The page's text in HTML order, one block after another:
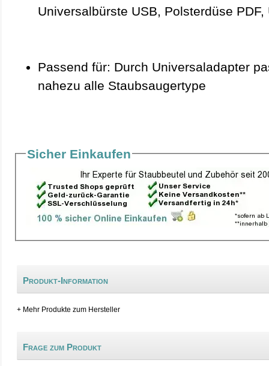
Universalbürste USB, Polsterdüse
Passend für: Durch Universaladapter
nahezu alle Staubsaugertype
Sicher Einkaufen
Produkt-Information
+ Mehr Produkte zum Hersteller
Frage zum Produkt